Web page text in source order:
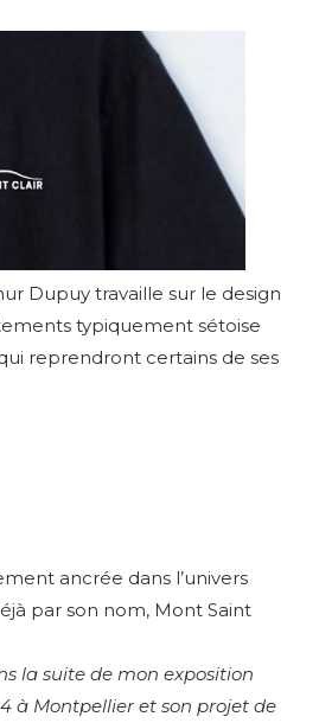
Dupuy travaille sur le design
typiquement sétoise
reprendront certains de ses
ancrée dans l’univers
par son nom, Mont Saint
la suite de mon exposition
à Montpellier et son projet de